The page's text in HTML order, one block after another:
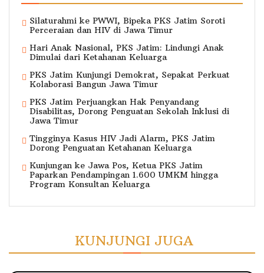
Silaturahmi ke PWWI, Bipeka PKS Jatim Soroti
Perceraian dan HIV di Jawa Timur
Hari Anak Nasional, PKS Jatim: Lindungi Anak
Dimulai dari Ketahanan Keluarga
PKS Jatim Kunjungi Demokrat, Sepakat Perkuat
Kolaborasi Bangun Jawa Timur
PKS Jatim Perjuangkan Hak Penyandang
Disabilitas, Dorong Penguatan Sekolah Inklusi di
Jawa Timur
Tingginya Kasus HIV Jadi Alarm, PKS Jatim
Dorong Penguatan Ketahanan Keluarga
Kunjungan ke Jawa Pos, Ketua PKS Jatim
Paparkan Pendampingan 1.600 UMKM hingga
Program Konsultan Keluarga
KUNJUNGI JUGA